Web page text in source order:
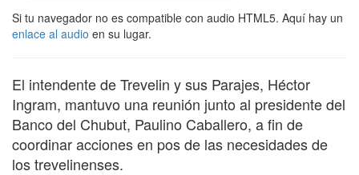
Si tu navegador no es compatible con audio HTML5. Aquí hay un
enlace al audio en su lugar.
El intendente de Trevelin y sus Parajes, Héctor
Ingram, mantuvo una reunión junto al presidente del
Banco del Chubut, Paulino Caballero, a fin de
coordinar acciones en pos de las necesidades de
los trevelinenses.